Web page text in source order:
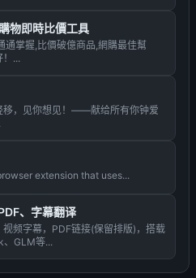
物即時比價工具
通掌握,比價破億商品,網購最佳幫
！...
移，见你想见！——献给所有你钟爱
extension that uses...
、字幕翻译
频字幕，PDF链接(保留排版)，搭载
、GLM等...